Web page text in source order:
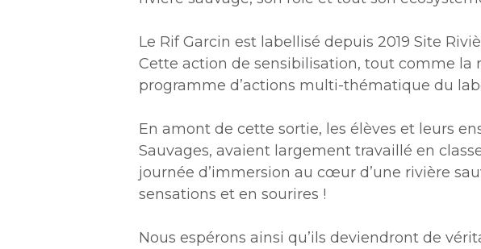
Le Rif Garcin est labellisé depuis 2019 Site
Cette action de sensibilisation, tout comme la
programme d’actions multi-thématique du
En amont de cette sortie, les élèves et leurs
Sauvages, avaient largement travaillé en
journée d’immersion au cœur d’une rivière
sensations et en sourires !
Nous espérons ainsi qu’ils deviendront de